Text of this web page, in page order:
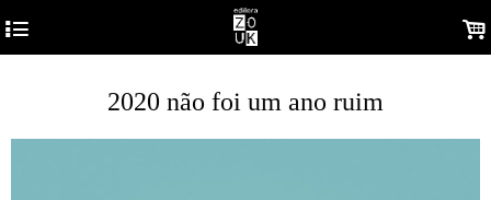
4 .
2020 não foi um ano ruim